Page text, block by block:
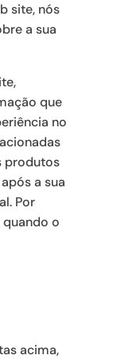
site, nós
a sua
que
no
produtos
a sua
Por
o
acima,